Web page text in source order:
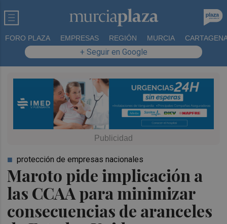
FORO PLAZA EMPRESAS REGIÓN MURCIA
+ Seguir en Google
Maroto pide implicación a
las CCAA para minimizar
consecuencias de aranceles
protección de empresas nacionales